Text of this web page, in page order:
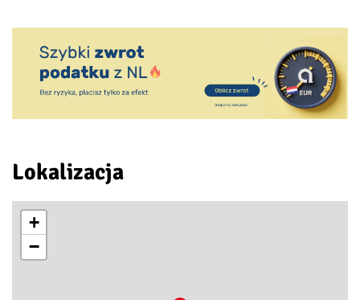
Lokalizacja
+
−